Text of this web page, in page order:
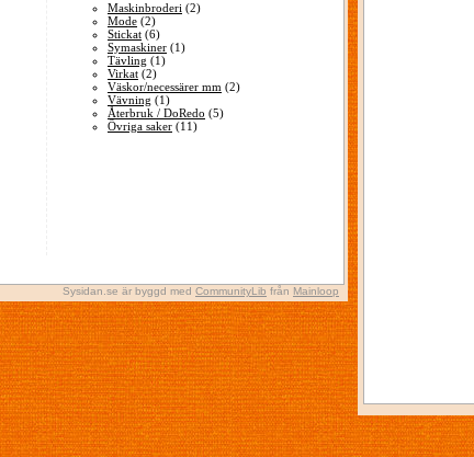
Maskinbroderi (2)
Mode (2)
Stickat (6)
Symaskiner (1)
Tävling (1)
Virkat (2)
Väskor/necessärer mm (2)
Vävning (1)
Återbruk / DoRedo (5)
Övriga saker (11)
Sysidan.se är byggd med CommunityLib från Mainloop